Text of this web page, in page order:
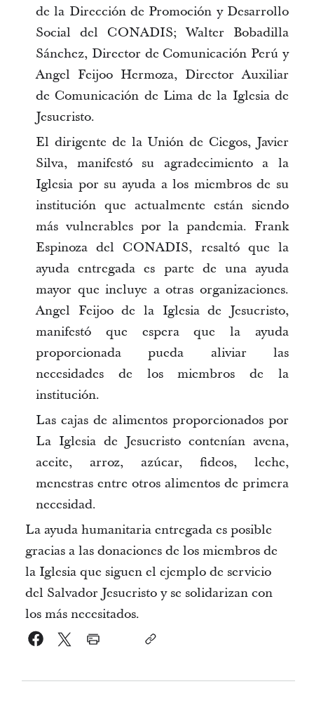
de la Dirección de Promoción y Desarrollo
Social del CONADIS; Walter Bobadilla
Sánchez, Director de Comunicación Perú y
Angel Feijoo Hermoza, Director Auxiliar
de Comunicación de Lima de la Iglesia de
Jesucristo.
El dirigente de la Unión de Ciegos, Javier
Silva, manifestó su agradecimiento a la
Iglesia por su ayuda a los miembros de su
institución que actualmente están siendo
más vulnerables por la pandemia. Frank
Espinoza del CONADIS, resaltó que la
ayuda entregada es parte de una ayuda
mayor que incluye a otras organizaciones.
Angel Feijoo de la Iglesia de Jesucristo,
manifestó que espera que la ayuda
proporcionada pueda aliviar las
necesidades de los miembros de la
institución.
Las cajas de alimentos proporcionados por
La Iglesia de Jesucristo contenían avena,
aceite, arroz, azúcar, fideos, leche,
menestras entre otros alimentos de primera
necesidad.
La ayuda humanitaria entregada es posible
gracias a las donaciones de los miembros de
la Iglesia que siguen el ejemplo de servicio
del Salvador Jesucristo y se solidarizan con
los más necesitados.